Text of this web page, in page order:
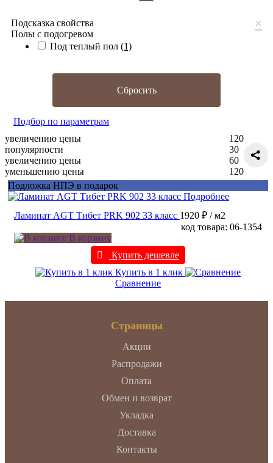
Подсказка свойства ×
Полы с подогревом
Под теплый пол (1)
Сбросить
Подбор по параметрам
увеличению цены
популярности
увеличению цены
уменьшению цены
120
30
60
120
Подложка НПЭ в подарок
Подробнее
Ламинат AGT Тибет PRK 902 33 класс 1920 ₽ / м2
код товара: 06-1354
В корзину
Купить дешевле
Купить в 1 клик
Сравнение
Страницы
Акции
Распродажи
Оплата
Обмен и возврат
Укладка
Доставка
Контакты